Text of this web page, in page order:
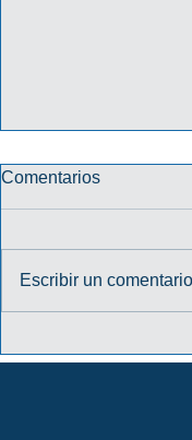
DIGITAL TE DA
Comentarios
Escribir un